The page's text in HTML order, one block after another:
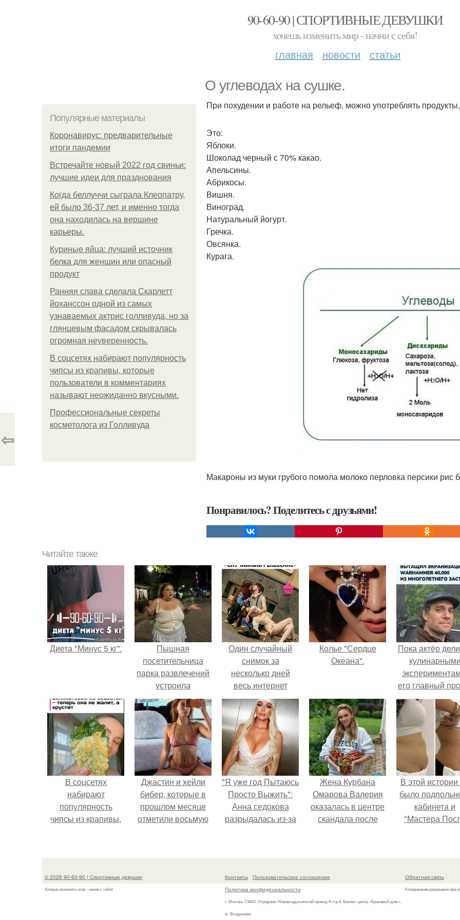
90-60-90 | СПОРТИВНЫЕ ДЕВУШКИ
хочешь изменить мир - начни с себя!
главная новости статьи
О углеводах на сушке.
Популярные материалы
Коронавирус: предварительные
итоги пандемии
Встречайте новый 2022 год свиньи:
лучшие идеи для празднования
Когда беллуччи сыграла Клеопатру,
ей было 36-37 лет, и именно тогда
она находилась на вершине
карьеры.
Куриные яйца: лучший источник
белка для женщин или опасный
продукт
Ранняя слава сделала Скарлетт
йоханссон одной из самых
узнаваемых актрис голливуда, но за
глянцевым фасадом скрывалась
огромная неуверенность.
В соцсетях набирают популярность
чипсы из крапивы, которые
пользователи в комментариях
называют неожиданно вкусными.
Профессиональные секреты
косметолога из Голливуда
При похудении и работе на рельеф, можно употреблять
Это:
Яблоки.
Шоколад черный с 70% какао.
Апельсины.
Абрикосы.
Вишня.
Виноград.
Натуральный йогурт.
Гречка.
Овсянка.
Курага.
Макароны из муки грубого помола молоко перловка персики
Понравилось? Поделитесь с друзьями!
⇦
Читайте также
Диета "Минус 5 кг".
Пышная
посетительница
парка развлечений
устроила
обсуждение в
соцсетях после
неожиданного
столкновения с
правилами
безопасности.
Один случайный
снимок за
несколько дней
весь интернет
облетел.
Колье "Сердце
Океана".
Пока актёр
его главный
сделал
шаг вперёд.
В соцсетях
набирают
популярность
чипсы из крапивы,
комментариях
неожиданно
вкусными.
Джастин и хейли
бибер, которые в
прошлом месяце
отметили восьмую
новые фото с
"Я уже год Пытаюсь
Просто Выжить":
Анна седокова
разрыдалась из-за
Жена Курбана
Омарова Валерия
оказалась в центре
скандала после
её
В этой
было
кабинета и
"Мастера
© 2026 90-60-90 | Спортивные девушки
Хочешь изменить мир - начни с себя!
Контакты
Пользовательское соглашение
Политика конфидециальности
г. Москва, СВАО, Отрадное, Нововладыкинский проезд 8 стр.4, Бизнес-центр «Красивый дом»,
м. Владыкино
Обратная связь
Копирование разрешено при